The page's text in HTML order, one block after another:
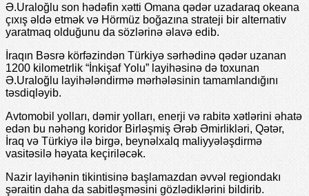
Ə.Uraloğlu son hədəfin xətti Omana qədər uzadaraq okeana
çıxış əldə etmək və Hörmüz boğazına strateji bir alternativ
yaratmaq olduğunu da sözlərinə əlavə edib.
İraqın Bəsrə körfəzindən Türkiyə sərhədinə qədər uzanan
1200 kilometrlik “İnkişaf Yolu” layihəsinə də toxunan
Ə.Uraloğlu layihələndirmə mərhələsinin tamamlandığını
təsdiqləyib.
Avtomobil yolları, dəmir yolları, enerji və rabitə xətlərini əhatə
edən bu nəhəng koridor Birləşmiş Ərəb Əmirlikləri, Qətər,
İraq və Türkiyə ilə birgə, beynəlxalq maliyyələşdirmə
vasitəsilə həyata keçiriləcək.
Nazir layihənin tikintisinə başlamazdan əvvəl regiondakı
şəraitin daha da sabitləşməsini gözlədiklərini bildirib.